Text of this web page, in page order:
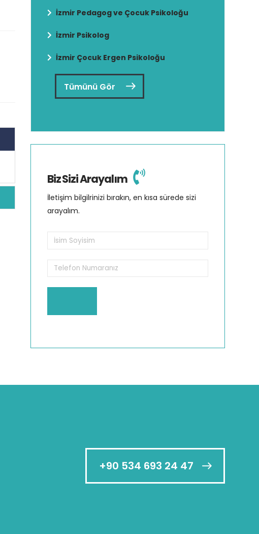
İzmir Pedagog ve Çocuk Psikoloğu
İzmir Psikolog
İzmir Çocuk Ergen Psikoloğu
Tümünü Gör
Biz Sizi Arayalım
İletişim bilgilrinizi bırakın, en kısa sürede sizi
arayalım.
+90 534 693 24 47